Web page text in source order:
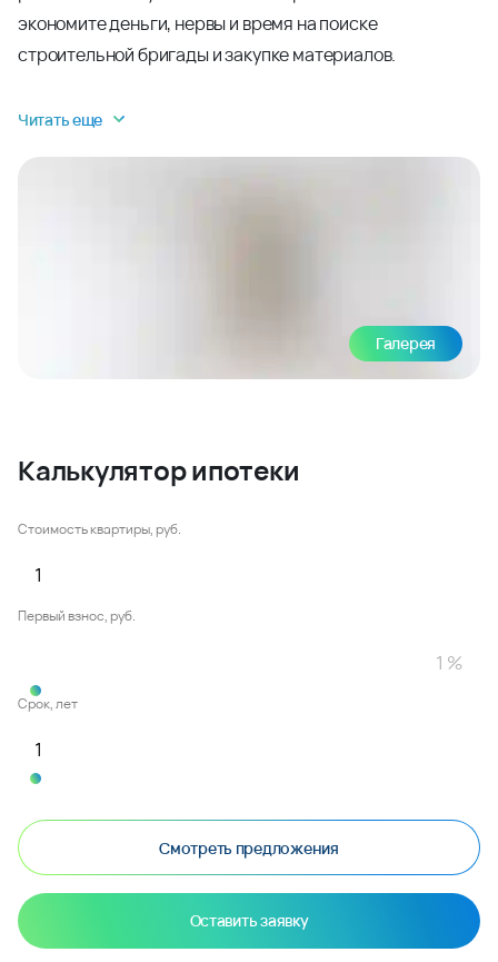
экономите деньги, нервы и время на поиске
строительной бригады и закупке материалов.
Читать еще
Галерея
Калькулятор ипотеки
Стоимость квартиры, руб.
Первый взнос, руб.
Срок, лет
Смотреть предложения
Оставить заявку